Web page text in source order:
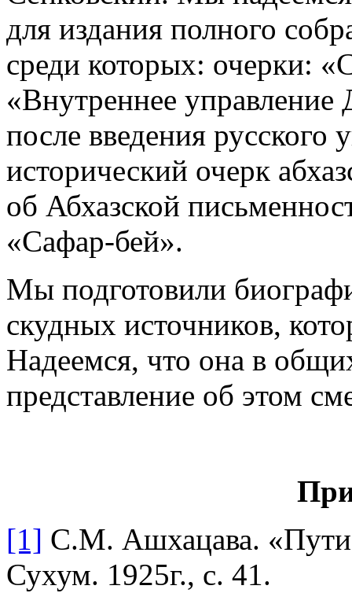
для издания полного
среди которых: очерки:
«Внутреннее
после введения русского
исторический очерк
об Абхазской
«Cафар-бей».
Мы подготовили
скудных источников,
Надеемся, что она в
представление об этом
[1] С.М. Ашхацава. «Пути
Сухум. 1925г., с. 41.